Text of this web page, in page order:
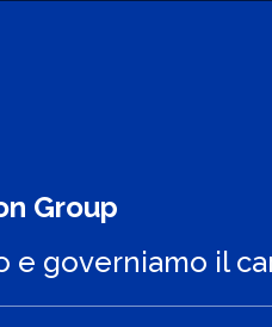
Group
e governiamo il